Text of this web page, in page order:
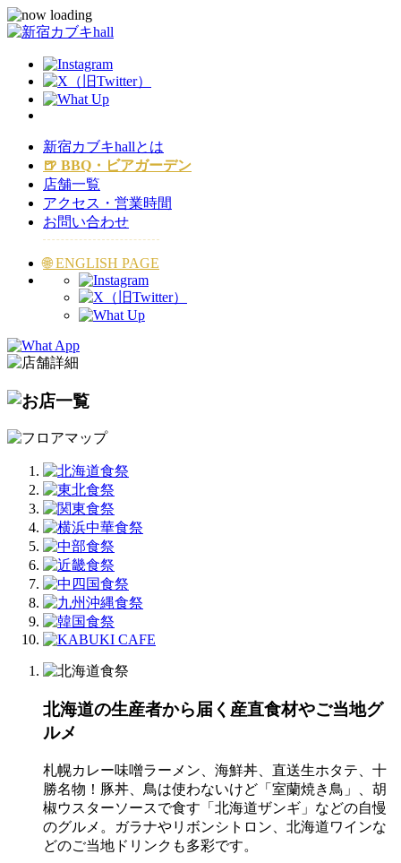
新宿カブキhallとは
BBQ・ビアガーデン
店舗一覧
アクセス・営業時間
お問い合わせ
ENGLISH PAGE
北海道の生産者から届く産直食材やご当地グ
ルメ
札幌カレー味噌ラーメン、海鮮丼、直送生ホタテ、十
勝名物！豚丼、鳥は使わないけど「室蘭焼き鳥」、胡
椒ウスターソースで食す「北海道ザンギ」などの自慢
のグルメ。ガラナやリボンシトロン、北海道ワインな
どのご当地ドリンクも多彩です。